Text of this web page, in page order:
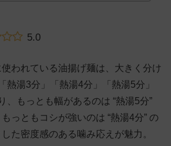
5.0
われている油揚げ麺は、大きく分け
熱湯3分」「熱湯4分」「熱湯5分」
、もっとも幅があるのは “熱湯5分”
っともコシが強いのは “熱湯4分” の
た密度感のある噛み応えが魅力。